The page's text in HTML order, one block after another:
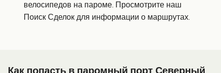
велосипедов на пароме. Просмотрите наш
Поиск Сделок для информации о маршрутах.